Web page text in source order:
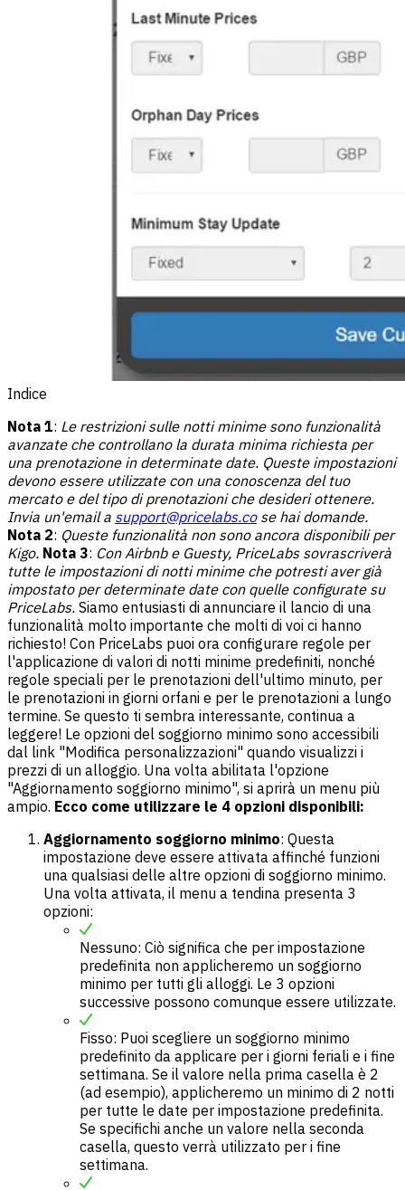
Indice
Nota 1: Le restrizioni sulle notti minime sono funzionalità
avanzate che controllano la durata minima richiesta per
una prenotazione in determinate date. Queste impostazioni
devono essere utilizzate con una conoscenza del tuo
mercato e del tipo di prenotazioni che desideri ottenere.
Invia un'email a support@pricelabs.cose hai domande.
Nota 2: Queste funzionalità non sono ancora disponibili per
Kigo. Nota 3: Con Airbnb e Guesty, PriceLabs sovrascriverà
tutte le impostazioni di notti minime che potresti aver già
impostato per determinate date con quelle configurate su
PriceLabs. Siamo entusiasti di annunciare il lancio di una
funzionalità molto importante che molti di voi ci hanno
richiesto! Con PriceLabs puoi ora configurare regole per
l'applicazione di valori di notti minime predefiniti, nonché
regole speciali per le prenotazioni dell'ultimo minuto, per
le prenotazioni in giorni orfani e per le prenotazioni a lungo
termine. Se questo ti sembra interessante, continua a
leggere! Le opzioni del soggiorno minimo sono accessibili
dal link "Modifica personalizzazioni" quando visualizzi i
prezzi di un alloggio. Una volta abilitata l'opzione
"Aggiornamento soggiorno minimo", si aprirà un menu più
ampio. Ecco come utilizzare le 4 opzioni disponibili:
Aggiornamento soggiorno minimo: Questa
impostazione deve essere attivata affinché funzioni
una qualsiasi delle altre opzioni di soggiorno minimo.
Una volta attivata, il menu a tendina presenta 3
opzioni:
Nessuno: Ciò significa che per impostazione
predefinita non applicheremo un soggiorno
minimo per tutti gli alloggi. Le 3 opzioni
successive possono comunque essere utilizzate.
Fisso: Puoi scegliere un soggiorno minimo
predefinito da applicare per i giorni feriali e i fine
settimana. Se il valore nella prima casella è 2
(ad esempio), applicheremo un minimo di 2 notti
per tutte le date per impostazione predefinita.
Se specifichi anche un valore nella seconda
casella, questo verrà utilizzato per i fine
settimana.